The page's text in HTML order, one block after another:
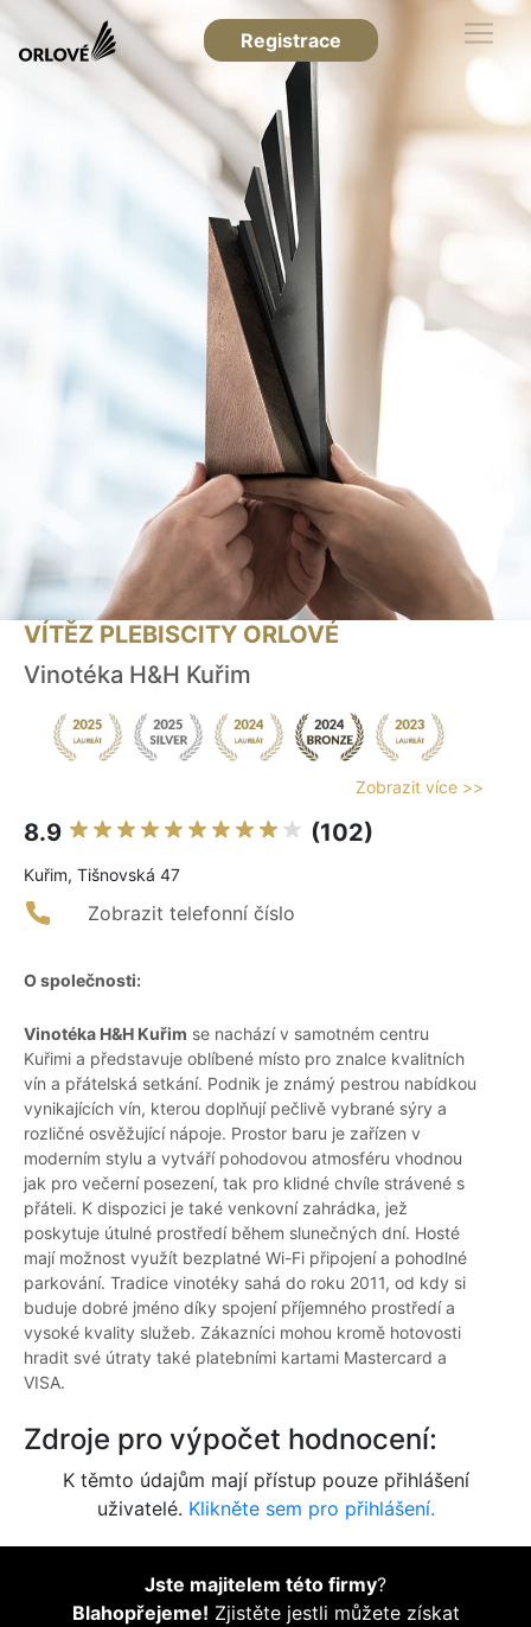
Registrace
VÍTĚZ PLEBISCITY ORLOVÉ
Vinotéka H&H Kuřim
Zobrazit více >>
8.9 (102)
Kuřim, Tišnovská 47
Zobrazit telefonní číslo
O společnosti:
Vinotéka H&H Kuřim se nachází v samotném centru
Kuřimi a představuje oblíbené místo pro znalce kvalitních
vín a přátelská setkání. Podnik je známý pestrou nabídkou
vynikajících vín, kterou doplňují pečlivě vybrané sýry a
rozličné osvěžující nápoje. Prostor baru je zařízen v
moderním stylu a vytváří pohodovou atmosféru vhodnou
jak pro večerní posezení, tak pro klidné chvíle strávené s
přáteli. K dispozici je také venkovní zahrádka, jež
poskytuje útulné prostředí během slunečných dní. Hosté
mají možnost využít bezplatné Wi-Fi připojení a pohodlné
parkování. Tradice vinotéky sahá do roku 2011, od kdy si
buduje dobré jméno díky spojení příjemného prostředí a
vysoké kvality služeb. Zákazníci mohou kromě hotovosti
hradit své útraty také platebními kartami Mastercard a
VISA.
Zdroje pro výpočet hodnocení:
K těmto údajům mají přístup pouze přihlášení
uživatelé. Klikněte sem pro přihlášení.
Jste majitelem této firmy?
Blahopřejeme! Zjistěte jestli můžete získat